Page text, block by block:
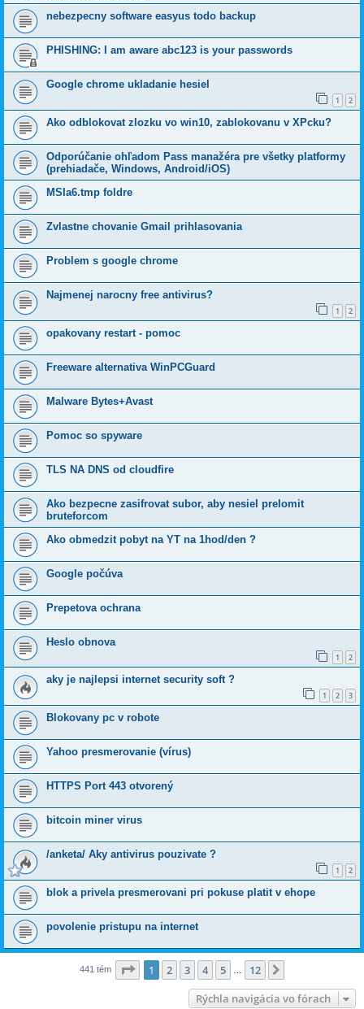
nebezpecny software easyus todo backup
PHISHING: I am aware abc123 is your passwords
Google chrome ukladanie hesiel
1 2
Ako odblokovat zlozku vo win10, zablokovanu v XPcku?
Odporúčanie ohľadom Pass manažéra pre všetky platformy
(prehiadače, Windows, Android/iOS)
MSIa6.tmp foldre
Zvlastne chovanie Gmail prihlasovania
Problem s google chrome
Najmenej narocny free antivirus?
1 2
opakovany restart - pomoc
Freeware alternativa WinPCGuard
Malware Bytes+Avast
Pomoc so spyware
TLS NA DNS od cloudfire
Ako bezpecne zasifrovat subor, aby nesiel prelomit
bruteforcom
Ako obmedzit pobyt na YT na 1hod/den ?
Google počúva
Prepetova ochrana
Heslo obnova
1 2
aky je najlepsi internet security soft ?
1 2 3
Blokovany pc v robote
Yahoo presmerovanie (vírus)
HTTPS Port 443 otvorený
bitcoin miner virus
/anketa/ Aky antivirus pouzivate ?
1 2
blok a privela presmerovani pri pokuse platit v ehope
povolenie pristupu na internet
441 tém Strana z12
1 2 3 4 5 12
Rýchla navigácia vo fórach